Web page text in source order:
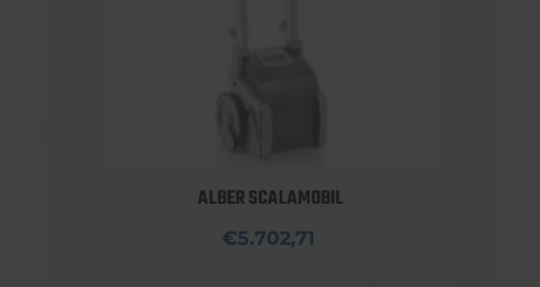
ALBER SCALAMOBIL
€5.702,71